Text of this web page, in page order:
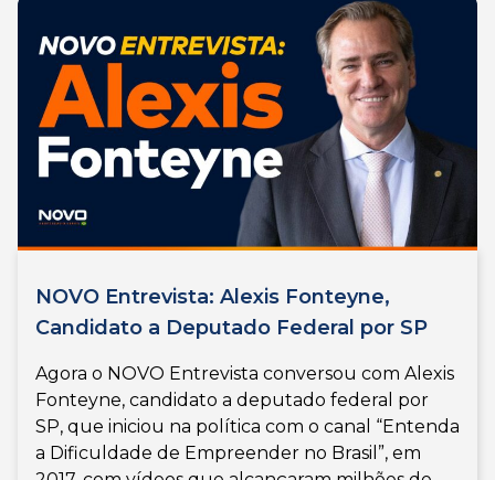
NOVO Entrevista: Alexis Fonteyne,
Candidato a Deputado Federal por SP
Agora o NOVO Entrevista conversou com Alexis
Fonteyne, candidato a deputado federal por
SP, que iniciou na política com o canal “Entenda
a Dificuldade de Empreender no Brasil”, em